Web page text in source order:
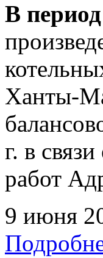
В
Ханты-
г. в
работ
9 июня